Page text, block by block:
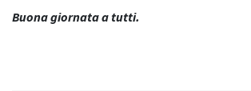
Buona giornata a tutti.